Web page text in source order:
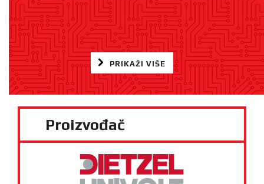
Proizvođač
PRIKAŽI VIŠE